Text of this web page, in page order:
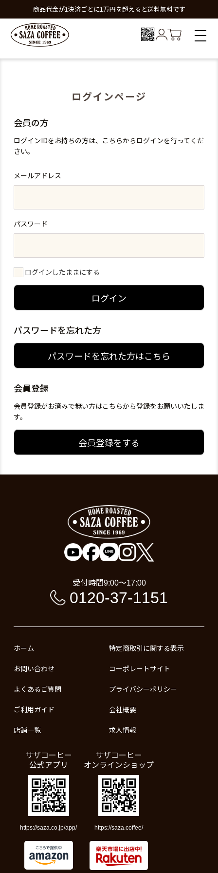
商品代金が1決済ごとに1万円を超えると送料無料です
ログインページ
会員の方
ログインIDをお持ちの方は、こちらからログインを行ってくだ
さい。
メールアドレス
パスワード
ログインしたままにする
ログイン
パスワードを忘れた方
パスワードを忘れた方はこちら
会員登録
会員登録がお済みで無い方はこちらから登録をお願いいたしま
す。
会員登録をする
受付時間9:00〜17:00
0120-37-1151
ホーム
お問い合わせ
よくあるご質問
ご利用ガイド
店舗一覧
特定商取引に関する表示
コーポレートサイト
プライバシーポリシー
会社概要
求人情報
サザコーヒー
公式アプリ
https://saza.co.jp/app/
サザコーヒー
オンラインショップ
https://saza.coffee/